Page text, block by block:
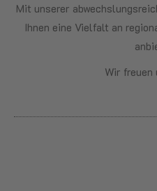
Mit unserer
Ihnen eine Vielfalt an
Wir freuen